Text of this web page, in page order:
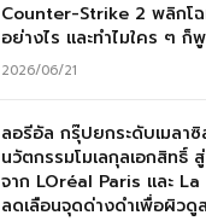
Counter-Strike 2 พลิกโฉ
อย่างไร และทำไมใคร ๆ ก็
2026/06/21
ลอรีอัล กรุ๊ปยกระดับเมลา
นวัตกรรมโมเลกุลเอกสิทธิ์
จาก LOréal Paris และ
ลดเลือนจุดด่างดำเพื่อผิวดู